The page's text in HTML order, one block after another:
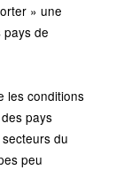
» une
pays de
les conditions
pays
du
peu